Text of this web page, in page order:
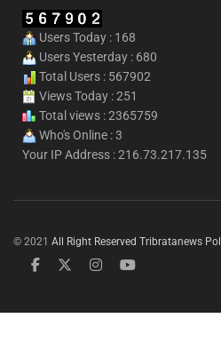
Users Today : 168
Users Yesterday : 680
Total Users : 567902
Views Today : 251
Total views : 2365759
Who's Online : 3
Your IP Address : 216.73.217.135
© 2021 All Right Reserved Tribratanews